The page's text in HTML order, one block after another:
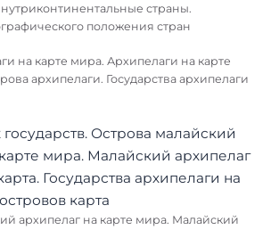
страны.
положения стран
на карте мира. Архипелаги на карте
архипелаги. Государства архипелаги
архипелаг на карте мира. Малайский